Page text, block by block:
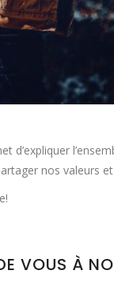
d’expliquer
nos valeurs et
VOUS À